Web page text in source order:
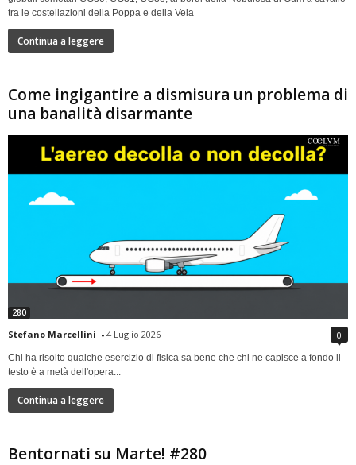
tra le costellazioni della Poppa e della Vela
Continua a leggere
Come ingigantire a dismisura un problema di
una banalità disarmante
280
Stefano Marcellini - 4 Luglio 2026 0
Chi ha risolto qualche esercizio di fisica sa bene che chi ne capisce a fondo il
testo è a metà dell'opera...
Continua a leggere
Bentornati su Marte! #280